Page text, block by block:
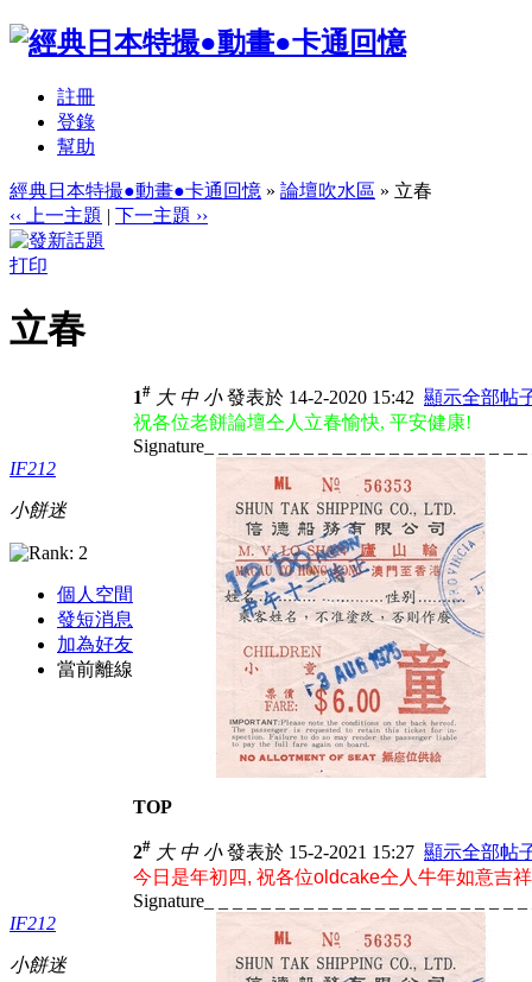
註冊
登錄
幫助
經典日本特撮●動畫●卡通回憶 » 論壇吹水區 » 立春
‹‹ 上一主題 | 下一主題 ››
打印
立春
IF212
小餅迷
個人空間
發短消息
加為好友
當前離線
1# 大 中 小發表於 14-2-2020 15:42 顯示全部帖
祝各位老餅論壇仝人立春愉快, 平安健康!
Signature_ _ _ _ _ _ _ _ _ _ _ _ _ _ _ _ _ _ _ _ _ _
TOP
IF212
小餅迷
2# 大 中 小發表於 15-2-2021 15:27 顯示全部帖
今日是年初四, 祝各位oldcake仝人牛年如意吉
Signature_ _ _ _ _ _ _ _ _ _ _ _ _ _ _ _ _ _ _ _ _ _